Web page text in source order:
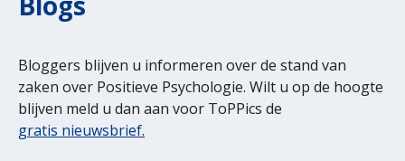
Bloggers blijven u informeren over de stand van
zaken over Positieve Psychologie. Wilt u op de hoogte
blijven meld u dan aan voor ToPPics de
gratis nieuwsbrief.